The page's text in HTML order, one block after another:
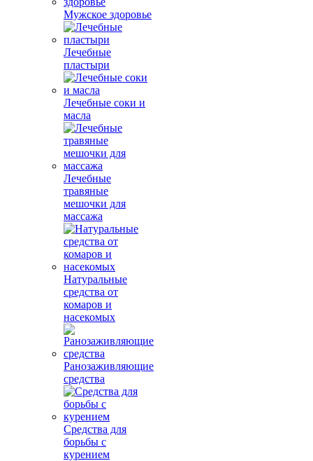
Мужское здоровье
Лечебные
пластыри
Лечебные соки и
масла
Лечебные
травяные
мешочки для
массажа
Натуральные
средства от
комаров и
насекомых
Ранозаживляющие
средства
Средства для
борьбы с
курением